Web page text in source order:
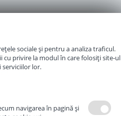
sociale și pentru a analiza traficul.
cu privire la modul în care folosiți site-ul
serviciilor lor.
navigarea în pagină şi